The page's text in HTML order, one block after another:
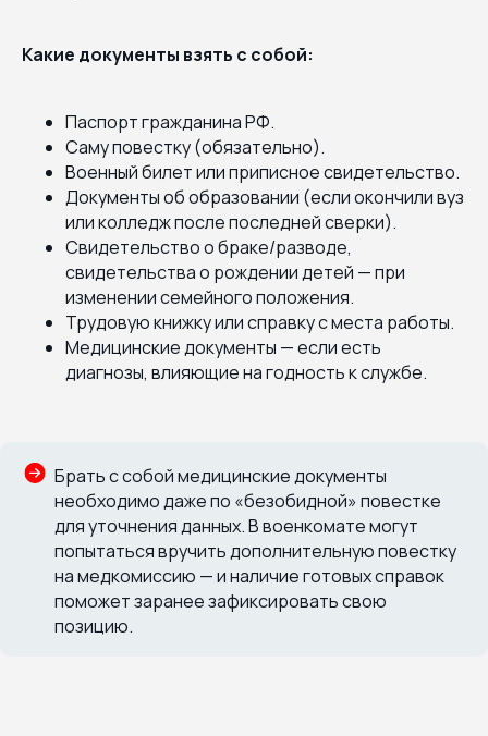
Какие документы взять с собой:
Паспорт гражданина РФ.
Саму повестку (обязательно).
Военный билет или приписное свидетельство.
Документы об образовании (если окончили вуз
или колледж после последней сверки).
Свидетельство о браке/разводе,
свидетельства о рождении детей — при
изменении семейного положения.
Трудовую книжку или справку с места работы.
Медицинские документы — если есть
диагнозы, влияющие на годность к службе.
Брать с собой медицинские документы
необходимо даже по «безобидной» повестке
для уточнения данных. В военкомате могут
попытаться вручить дополнительную повестку
на медкомиссию — и наличие готовых справок
поможет заранее зафиксировать свою
позицию.